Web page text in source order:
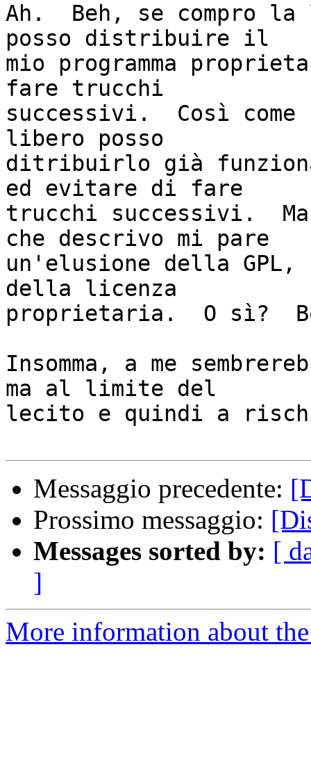
Ah.  Beh, se compro
posso distribuire il
mio programma
fare trucchi
successivi.  Così come
libero posso
ditribuirlo già
ed evitare di fare
trucchi successivi.  Ma
che descrivo mi pare
un'elusione della
della licenza
proprietaria.  O sì?
Insomma, a me
ma al limite del
lecito e quindi a
Messaggio precedente:
Prossimo messaggio:
Messages sorted by: [
]
More information about